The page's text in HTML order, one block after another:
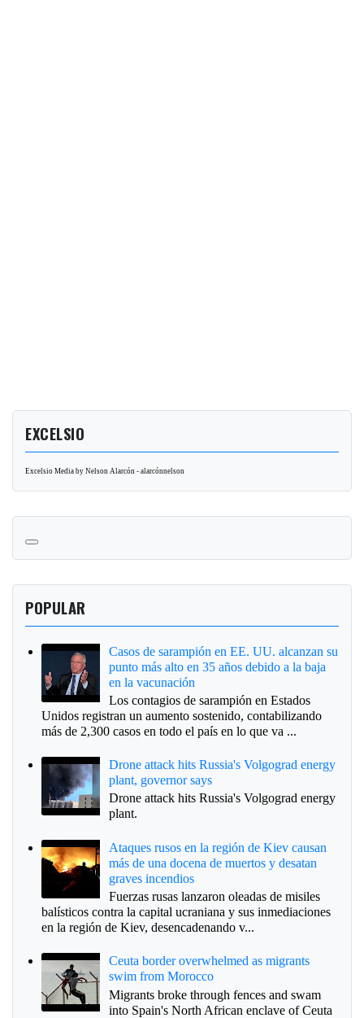
EXCELSIO
Excelsio Media by Nelson Alarcón - alarcónnelson
POPULAR
Casos de sarampión en EE. UU. alcanzan su
punto más alto en 35 años debido a la baja
en la vacunación
Los contagios de sarampión en Estados
Unidos registran un aumento sostenido, contabilizando
más de 2,300 casos en todo el país en lo que va ...
Drone attack hits Russia's Volgograd energy
plant, governor says
Drone attack hits Russia's Volgograd energy
plant.
Ataques rusos en la región de Kiev causan
más de una docena de muertos y desatan
graves incendios
Fuerzas rusas lanzaron oleadas de misiles
balísticos contra la capital ucraniana y sus inmediaciones
en la región de Kiev, desencadenando v...
Ceuta border overwhelmed as migrants
swim from Morocco
Migrants broke through fences and swam
into Spain's North African enclave of Ceuta